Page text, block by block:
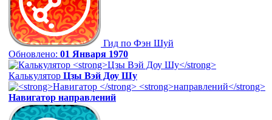
Гид по Фэн Шуй
Обновлено: 01 Января 1970
Калькулятор Цзы Вэй Доу Шу
Навигатор направлений